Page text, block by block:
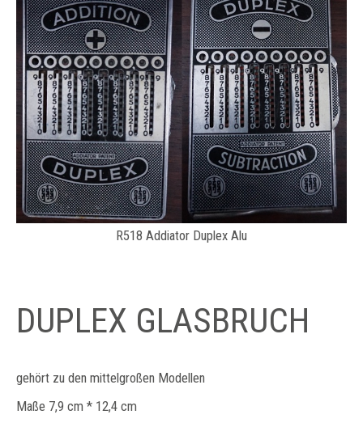
R518 Addiator Duplex Alu
DUPLEX GLASBRUCH
gehört zu den mittelgroßen Modellen
Maße 7,9 cm * 12,4 cm